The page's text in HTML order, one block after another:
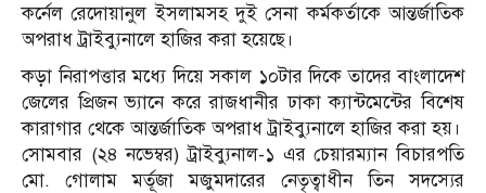
কর্নেল রেদোয়ানুল ইসলামসহ দুই সেনা কর্মকর্তাকে আন্তর্জাতিক
অপরাধ ট্রাইব্যুনালে হাজির করা হয়েছে।
কড়া নিরাপত্তার মধ্যে দিয়ে সকাল ১০টার দিকে তাদের বাংলাদেশ
জেলের প্রিজন ভ্যানে করে রাজধানীর ঢাকা ক্যান্টমেন্টের বিশেষ
কারাগার থেকে আন্তর্জাতিক অপরাধ ট্রাইব্যুনালে হাজির করা হয়।
সোমবার (২৪ নভেম্বর) ট্রাইব্যুনাল-১ এর চেয়ারম্যান বিচারপতি
মো. গোলাম মর্তূজা মজুমদারের নেতৃত্বাধীন তিন সদস্যের